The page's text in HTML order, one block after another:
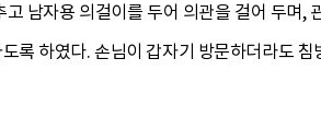
남자용 의걸이를 두어 의관을 걸어 두며,
록 하였다. 손님이 갑자기 방문하더라도